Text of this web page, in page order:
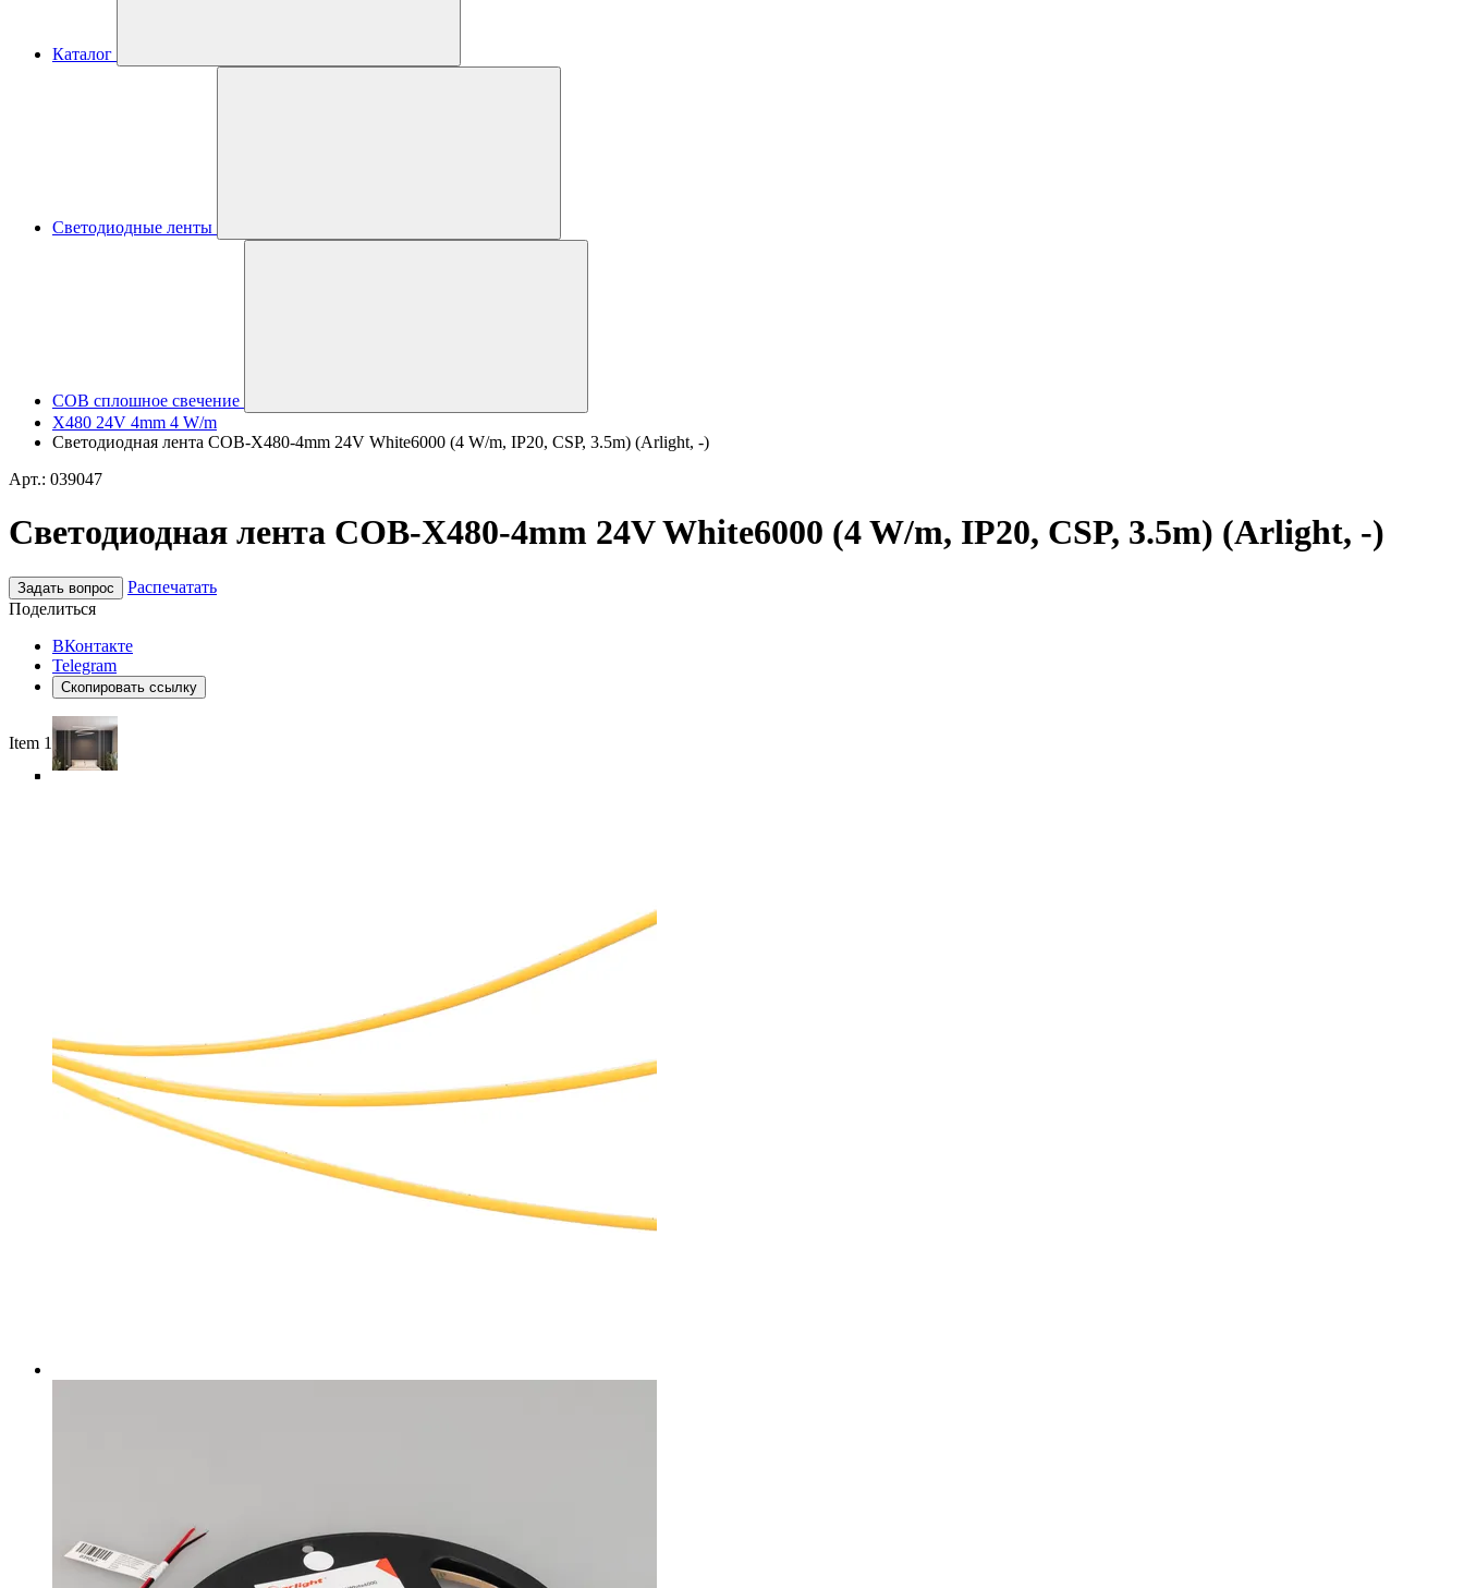
Каталог
Светодиодные ленты
COB сплошное свечение
X480 24V 4mm 4 W/m
Светодиодная лента COB-X480-4mm 24V White6000 (4 W/m, IP20, CSP, 3.5m) (Arlight, -)
Арт.: 039047
Светодиодная лента COB-X480-4mm 24V White6000 (4 W/m, IP20, CSP, 3.5m) (Arlight, -)
Задать вопрос
Распечатать
Поделиться
ВКонтакте
Telegram
Скопировать ссылку
Item 1 of 6